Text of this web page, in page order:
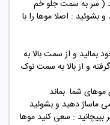
( سر به سمت جلو خم
بشوئید : اصلا موها را با
بمالید و از سمت بالا به
و از بالا به سمت نوک
بپیچانید : سعی کنید موها